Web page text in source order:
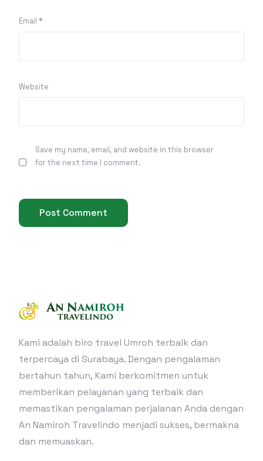
Email*
Website
Save my name, email, and website in this browser
for the next time I comment.
Kami adalah biro travel Umroh terbaik dan
terpercaya di Surabaya. Dengan pengalaman
bertahun tahun, Kami berkomitmen untuk
memberikan pelayanan yang terbaik dan
memastikan pengalaman perjalanan Anda dengan
An Namiroh Travelindo menjadi sukses, bermakna
dan memuaskan.
Konsultasi WA